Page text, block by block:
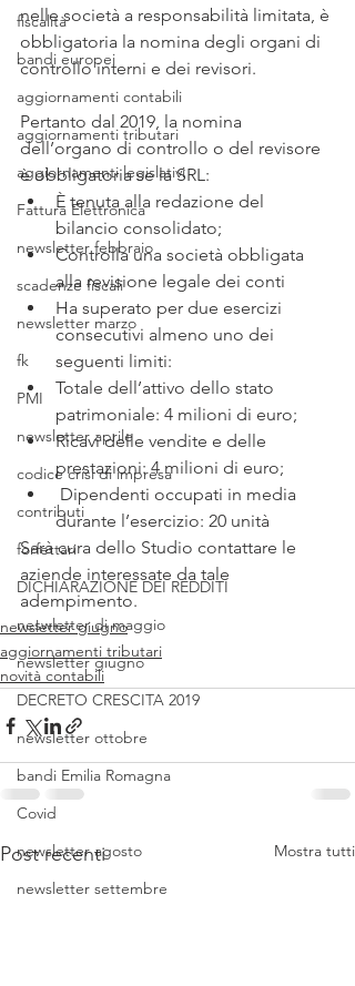
fiscalità
bandi europei
aggiornamenti contabili
aggiornamenti tributari
aggiornamenti legislativi
Fattura Elettronica
newsletter febbraio
scadenze fiscali
newsletter marzo
fk
PMI
newsletter aprile
codice crisi di impresa
contributi
forfettari
DICHIARAZIONE DEI REDDITI
neswletter di maggio
newsletter giugno
DECRETO CRESCITA 2019
newsletter ottobre
bandi Emilia Romagna
Covid
newsletter agosto
newsletter settembre
nelle società a responsabilità limitata, è
obbligatoria la nomina degli organi di
controllo interni e dei revisori.
Pertanto dal 2019, la nomina
dell’organo di controllo o del revisore
è obbligatoria se la SRL:
È tenuta alla redazione del
bilancio consolidato;
Controlla una società obbligata
alla revisione legale dei conti
Ha superato per due esercizi
consecutivi almeno uno dei
seguenti limiti:
Totale dell’attivo dello stato
patrimoniale: 4 milioni di euro;
Ricavi delle vendite e delle
prestazioni: 4 milioni di euro;
durante l’esercizio: 20 unità
Sarà cura dello Studio contattare le
aziende interessate da tale
adempimento.
newsletter giugno
aggiornamenti tributari
novità contabili
Post recenti Mostra tutti